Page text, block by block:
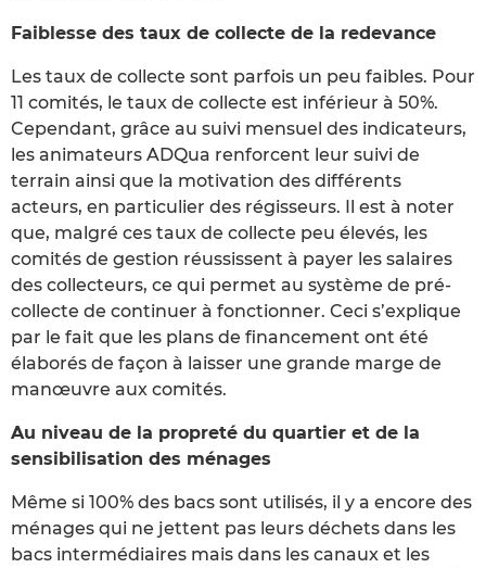
Faiblesse des taux de collecte de la redevance
Les taux de collecte sont parfois un peu faibles. Pour
11 comités, le taux de collecte est inférieur à 50%.
Cependant, grâce au suivi mensuel des indicateurs,
les animateurs ADQua renforcent leur suivi de
terrain ainsi que la motivation des différents
acteurs, en particulier des régisseurs. Il est à noter
que, malgré ces taux de collecte peu élevés, les
comités de gestion réussissent à payer les salaires
des collecteurs, ce qui permet au système de pré-
collecte de continuer à fonctionner. Ceci s’explique
par le fait que les plans de financement ont été
élaborés de façon à laisser une grande marge de
manœuvre aux comités.
Au niveau de la propreté du quartier et de la
sensibilisation des ménages
Même si 100% des bacs sont utilisés, il y a encore des
ménages qui ne jettent pas leurs déchets dans les
bacs intermédiaires mais dans les canaux et les